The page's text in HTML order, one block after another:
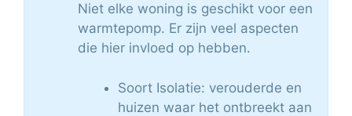
Niet elke woning is geschikt voor een
warmtepomp. Er zijn veel aspecten
die hier invloed op hebben.
Soort Isolatie: verouderde en
huizen waar het ontbreekt aan